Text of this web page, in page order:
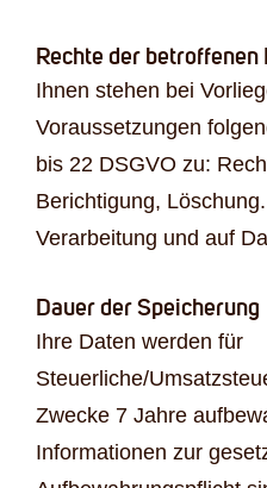
Rechte der betroffenen
Ihnen stehen bei
Voraussetzungen
bis 22 DSGVO zu:
Berichtigung,
Verarbeitung und auf
Dauer der Speicherung
Ihre Daten werden für
Steuerliche/
Zwecke 7 Jahre
Informationen zur